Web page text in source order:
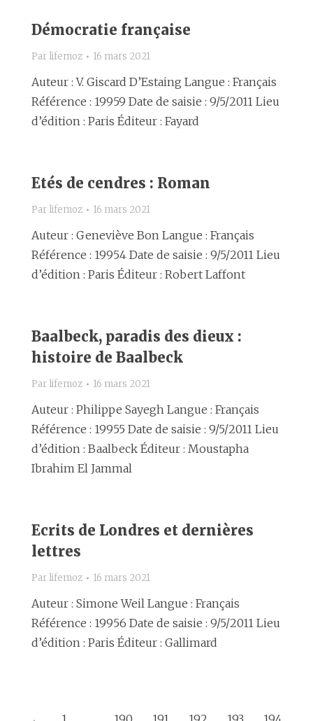
Démocratie française
Par lifemoz 16 mars 2021
Auteur : V. Giscard D’Estaing Langue : Français
Référence : 19959 Date de saisie : 9/5/2011 Lieu
d’édition : Paris Éditeur : Fayard
Etés de cendres : Roman
Par lifemoz 16 mars 2021
Auteur : Geneviève Bon Langue : Français
Référence : 19954 Date de saisie : 9/5/2011 Lieu
d’édition : Paris Éditeur : Robert Laffont
Baalbeck, paradis des dieux :
histoire de Baalbeck
Par lifemoz 16 mars 2021
Auteur : Philippe Sayegh Langue : Français
Référence : 19955 Date de saisie : 9/5/2011 Lieu
d’édition : Baalbeck Éditeur : Moustapha
Ibrahim El Jammal
Ecrits de Londres et dernières
lettres
Par lifemoz 16 mars 2021
Auteur : Simone Weil Langue : Français
Référence : 19956 Date de saisie : 9/5/2011 Lieu
d’édition : Paris Éditeur : Gallimard